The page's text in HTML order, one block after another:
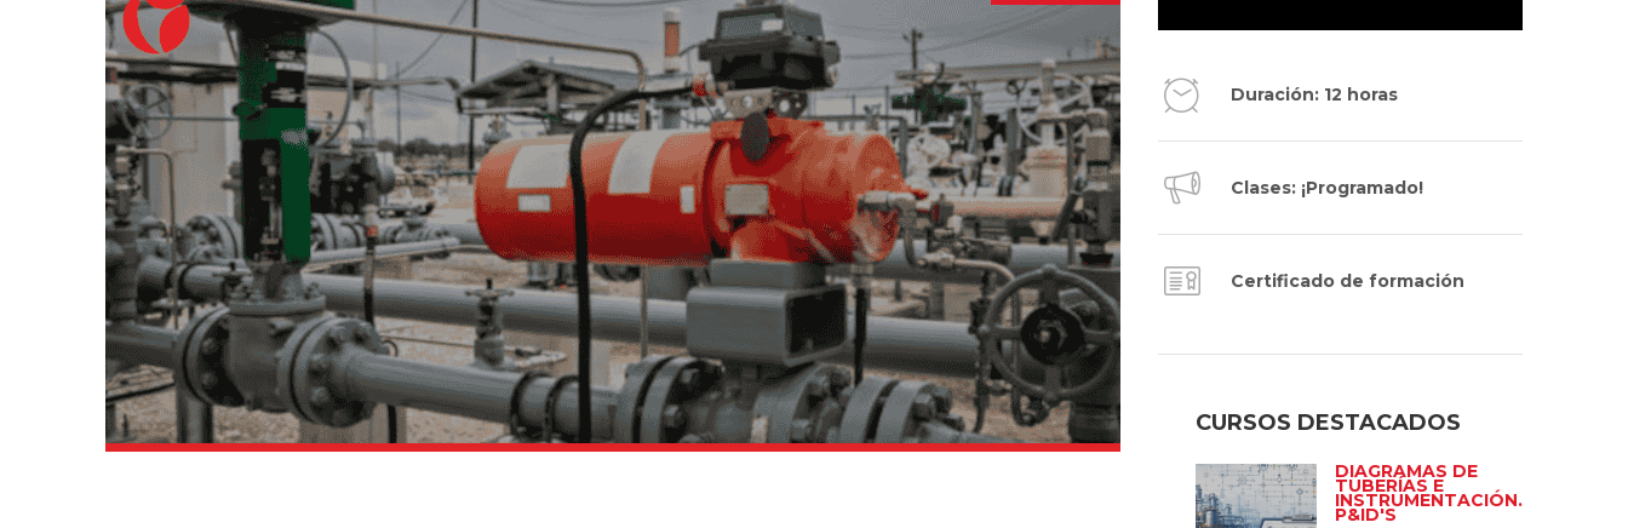
Duración: 12 horas
Clases: ¡Programado!
Certificado de formación
CURSOS DESTACADOS
DIAGRAMAS DE
TUBERÍAS E
INSTRUMENTACIÓN.
P&ID'S